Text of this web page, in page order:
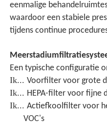
eenmalige
waardoor een stabiele
tijdens continue
Een typische configuratie
Ik... Voorfilter voor grote
Ik... HEPA-filter voor fijne
Ik... Actiefkoolfilter voor
VOC's